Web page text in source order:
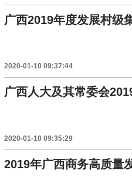
广西2019年度发展村级
2020-01-10 09:37:44
广西人大及其常委会
2020-01-10 09:35:29
2019年广西商务高质量